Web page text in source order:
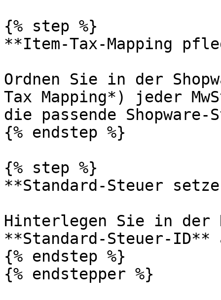
{% step %}
**Item-Tax-Mapping
Ordnen Sie in der
Tax Mapping*) jeder
die passende
{% endstep %}
{% step %}
**Standard-Steuer
Hinterlegen Sie in der
**Standard-Steuer-
{% endstep %}
{% endstepper %}